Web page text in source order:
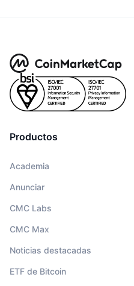
Productos
Academia
Anunciar
CMC Labs
CMC Max
Noticias destacadas
ETF de Bitcoin